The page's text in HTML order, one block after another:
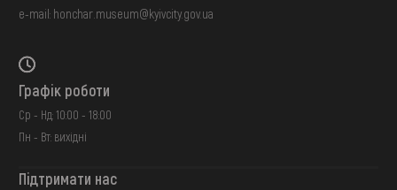
e-mail: honchar.museum@kyivcity.gov.ua
Графік роботи
Ср - Нд: 10:00 - 18:00
Пн - Вт: вихідні
Підтримати нас